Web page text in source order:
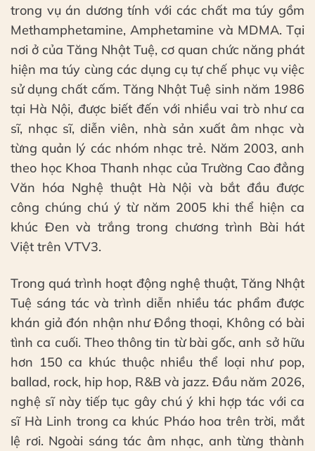
trong vụ án dương tính với các chất ma túy gồm
Methamphetamine, Amphetamine và MDMA. Tại
nơi ở của Tăng Nhật Tuệ, cơ quan chức năng phát
hiện ma túy cùng các dụng cụ tự chế phục vụ việc
sử dụng chất cấm. Tăng Nhật Tuệ sinh năm 1986
tại Hà Nội, được biết đến với nhiều vai trò như ca
sĩ, nhạc sĩ, diễn viên, nhà sản xuất âm nhạc và
từng quản lý các nhóm nhạc trẻ. Năm 2003, anh
theo học Khoa Thanh nhạc của Trường Cao đẳng
Văn hóa Nghệ thuật Hà Nội và bắt đầu được
công chúng chú ý từ năm 2005 khi thể hiện ca
khúc Đen và trắng trong chương trình Bài hát
Việt trên VTV3.
Trong quá trình hoạt động nghệ thuật, Tăng Nhật
Tuệ sáng tác và trình diễn nhiều tác phẩm được
khán giả đón nhận như Đồng thoại, Không có bài
tình ca cuối. Theo thông tin từ bài gốc, anh sở hữu
hơn 150 ca khúc thuộc nhiều thể loại như pop,
ballad, rock, hip hop, R&B và jazz. Đầu năm 2026,
nghệ sĩ này tiếp tục gây chú ý khi hợp tác với ca
sĩ Hà Linh trong ca khúc Pháo hoa trên trời, mắt
lệ rơi. Ngoài sáng tác âm nhạc, anh từng thành